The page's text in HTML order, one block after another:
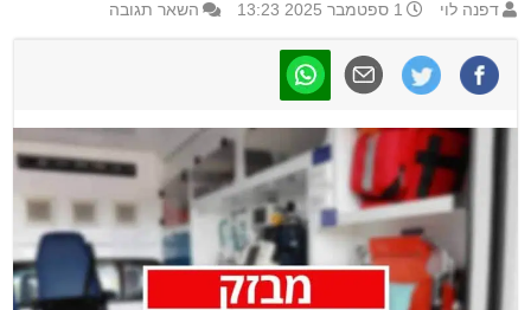
דפנה לוי 1 ספטמבר 2025 13:23 השאר תגובה